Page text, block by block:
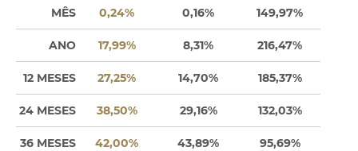
MÊS 0,24% 0,16% 149,97%
ANO 17,99% 8,31% 216,47%
12 MESES 27,25% 14,70% 185,37%
24 MESES 38,50% 29,16% 132,03%
36 MESES 42,00% 43,89% 95,69%